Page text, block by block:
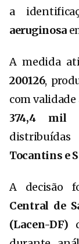
a
aeruginosa
A medida
200126,
com
374,4 mil
Tocantins e
A decisão
Central de
(Lacen-DF)